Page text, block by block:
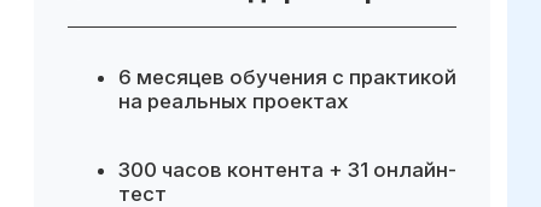
Готовые инструменты для
решений
Повышение эффективности
аналитику внутри команды, без
привлечения внешних